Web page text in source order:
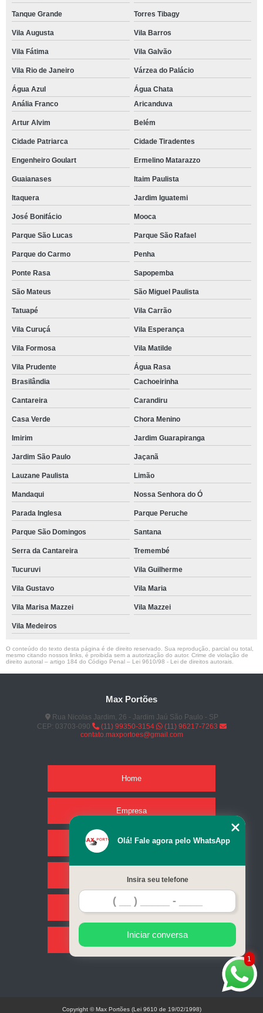
Tanque Grande Torres Tibagy
Vila Augusta Vila Barros
Vila Fátima Vila Galvão
Vila Rio de Janeiro Várzea do Palácio
Água Azul
Água Chata
Anália Franco
Aricanduva
Artur Alvim Belém
Cidade Patriarca Cidade Tiradentes
Engenheiro Goulart Ermelino Matarazzo
Guaianases Itaim Paulista
Itaquera Jardim Iguatemi
José Bonifácio Mooca
Parque São Lucas Parque São Rafael
Parque do Carmo Penha
Ponte Rasa Sapopemba
São Mateus São Miguel Paulista
Tatuapé Vila Carrão
Vila Curuçá Vila Esperança
Vila Formosa Vila Matilde
Vila Prudente
Água Rasa
Brasilândia
Cachoeirinha
Cantareira Carandiru
Casa Verde Chora Menino
Imirim Jardim Guarapiranga
Jardim São Paulo Jaçanã
Lauzane Paulista Limão
Mandaqui Nossa Senhora do Ó
Parada Inglesa Parque Peruche
Parque São Domingos Santana
Serra da Cantareira Tremembé
Tucuruvi Vila Guilherme
Vila Gustavo Vila Maria
Vila Marisa Mazzei Vila Mazzei
Vila Medeiros
O conteúdo do texto desta página é de direito reservado. Sua reprodução, parcial ou total,
mesmo citando nossos links, é proibida sem a autorização do autor. Crime de violação de
direito autoral – artigo 184 do Código Penal – Lei 9610/98 - Lei de direitos autorais
Max Portões
Rua Nicolas Jardim, 26 - Jardim Jaú São Paulo - SP
CEP: 03703-090
(11) 99350-3154
(11) 96217-7263
contato.maxportoes@gmail.com
Home
Empresa
Missão
Serviços
Contato
Mapa do site
1
Olá! Fale agora pelo WhatsApp
Insira seu telefone
Iniciar conversa
Copyright © Max Portões (Lei 9610 de 19/02/1998)